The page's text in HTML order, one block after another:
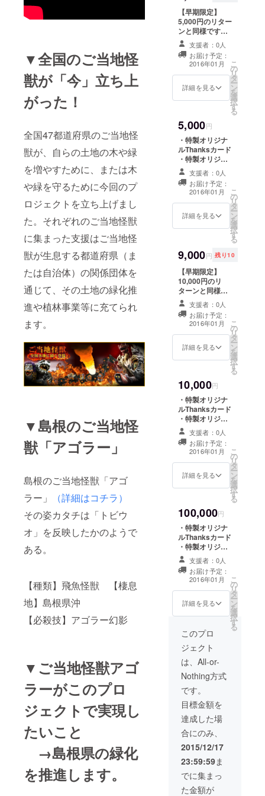
▼全国のご当地怪
獣が「今」立ち上
がった！
全国47都道府県のご当地怪
獣が、自らの土地の木や緑
を増やすために、または木
や緑を守るために今回のプ
ロジェクトを立ち上げまし
た。それぞれのご当地怪獣
に集まった支援はご当地怪
獣が生息する都道府県（ま
たは自治体）の関係団体を
通じて、その土地の緑化推
進や植林事業等に充てられ
ます。
▼島根のご当地怪
獣「アゴラー」
島根のご当地怪獣「アゴ
ラー」
（詳細はコチラ）
その姿カタチは「トビウ
オ」を反映したかのようで
ある。
【種類】飛魚怪獣 【棲息
地】島根県沖
【必殺技】アゴラー幻影
▼ご当地怪獣アゴ
ラーがこのプロ
ジェクトで実現し
たいこと
→島根県の緑化
を推進します。
【早期限定】
5,000円のリター
ンと同様です。
・特製オリジナ
ルThanksカード
・特製オリジナ
ルＴシャツ
支援者：0人
お届け予定：
2016年01月
詳細を見る
こ
の
リ
タ
ー
ン
を
選
択
す
る
5,000円
・特製オリジナ
ルThanksカード
・特製オリジナ
ルＴシャツ
支援者：0人
お届け予定：
2016年01月
詳細を見る
こ
の
リ
タ
ー
ン
を
選
択
す
る
9,000円 残り10
【早期限定】
10,000円のリ
ターンと同様で
す。 ・特製オリ
ジナルThanks
カード ・特製オ
リジナルカン
バッジ ・特製怪
獣図鑑（全ライ
支援者：0人
お届け予定：
2016年01月
詳細を見る
こ
の
リ
タ
ー
ン
を
選
択
す
る
10,000円
・特製オリジナ
ルThanksカード
・特製オリジナ
ルカンバッジ ・
特製怪獣図鑑
（全ラインナッ
プ）
支援者：0人
お届け予定：
2016年01月
詳細を見る
こ
の
リ
タ
ー
ン
を
選
択
す
る
100,000円
・特製オリジナ
ルThanksカード
・特製オリジナ
ルカンバッジ ・
特製オリジナル
Ｔシャツ ・特製
怪獣図鑑（全ラ
インナップ） ・
島根県特産品
支援者：0人
お届け予定：
2016年01月
詳細を見る
こ
の
リ
タ
ー
ン
を
選
択
す
る
このプロ
ジェクト
は、All-or-
Nothing方式
です。
目標金額を
達成した場
合にのみ、
2015/12/17
23:59:59ま
でに集まっ
た金額が